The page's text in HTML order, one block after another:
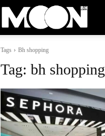
Tags Bh shopping
Tag: bh shopping